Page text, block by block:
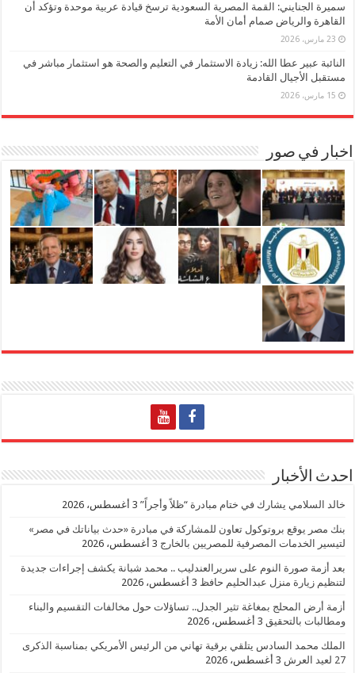
سميرة الجنايني: القمة المصرية السعودية ترسخ قيادة عربية موحدة وتؤكد أن
القاهرة والرياض صمام أمان الأمة
23 مارس، 2026
النائبة عبير عطا الله: زيادة الاستثمار في التعليم والصحة هو استثمار مباشر في
مستقبل الأجيال القادمة
15 مارس، 2026
اخبار في صور
احدث الأخبار
خالد السلامي يشارك في ختام مبادرة “ظلاً وأجراً” 3 أغسطس، 2026
بنك مصر يوقع بروتوكول تعاون للمشاركة في مبادرة «حدث بياناتك في مصر»
لتيسير الخدمات المصرفية للمصريين بالخارج 3 أغسطس، 2026
بعد أزمة صورة النوم على سريرالعندليب .. محمد شبانة يكشف إجراءات جديدة
لتنظيم زيارة منزل عبدالحليم حافظ 3 أغسطس، 2026
أزمة أرض المحلج بمغاغة تثير الجدل.. تساؤلات حول مخالفات التقسيم والبناء
ومطالبات بالتحقيق 3 أغسطس، 2026
الملك محمد السادس يتلقي برقية تهاني من الرئيس الأمريكي بمناسبة الذكرى
27 لعيد العرش
3 أغسطس، 2026